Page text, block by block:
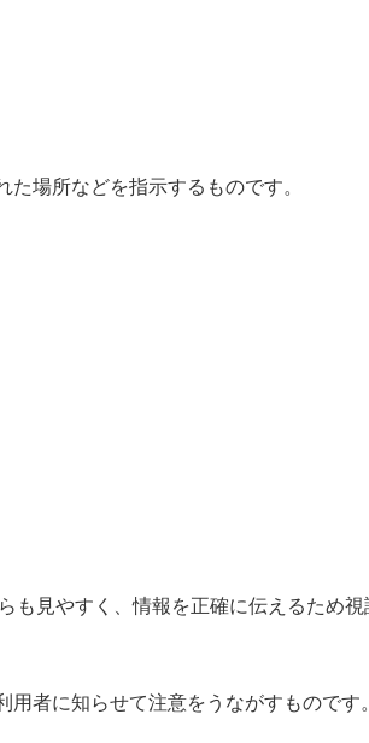
場所などを指示するものです。
見やすく、情報を正確に伝えるため視
者に知らせて注意をうながすものです。